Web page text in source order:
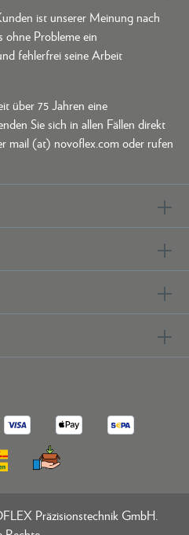
ist unserer Meinung nach
Probleme ein
fehlerfrei seine Arbeit
über 75 Jahren eine
Sie sich in allen Fällen direkt
mail (at) novoflex.com oder rufen
Präzisionstechnik GmbH.